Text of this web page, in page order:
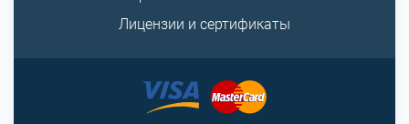
Лицензии и сертификаты